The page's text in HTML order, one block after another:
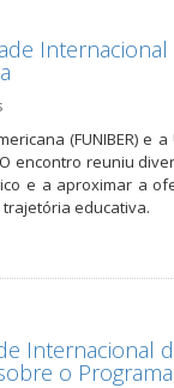
(FUNIBER)
encontro reuniu
e a aproximar a
educativa.
Internacional
o